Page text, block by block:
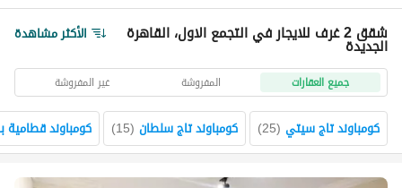
شقق 2 غرف للايجار في التجمع الاول، القاهرة الجديدة الأكثر مشاهدة
جميع العقارات المفروشة غير المفروشة
كومباوند تاج سيتي (
25
) كومباوند تاج سلطان (
15
) كومباوند قطامية